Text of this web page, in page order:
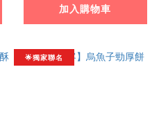
加入購物車
🌟獨家聯名